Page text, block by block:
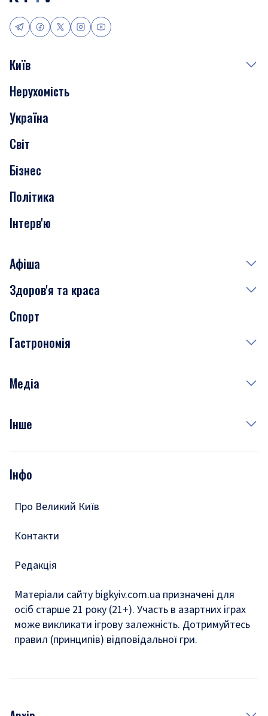
Київ
Події
Скандали
Нерухомість
Транспорт
Нерухомість
Україна
Світ
Бізнес
Політика
Інтерв'ю
Афіша
Сьогодні
Завтра
Субота
Здоров'я та краса
Медицина
Краса
Спорт
Гастрономія
Рецепти
Медіа
Фото
Подкасти
Інше
Тести
Інфо
Про Великий Київ
Контакти
Редакція
Матеріали сайту bigkyiv.com.ua призначені для
осіб старше 21 року (21+). Участь в азартних іграх
може викликати ігрову залежність. Дотримуйтесь
правил (принципів) відповідальної гри.